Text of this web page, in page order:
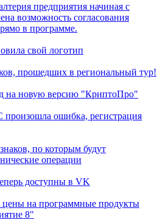
предприятия начиная с
возможность согласования
в программе.
свой логотип
прошедших в региональный тур!
на новую версию "КриптоПро"
прои­зош­ла ошибка, регистрация
по которым будут
операции
доступны в VK
на программные продукты
8"